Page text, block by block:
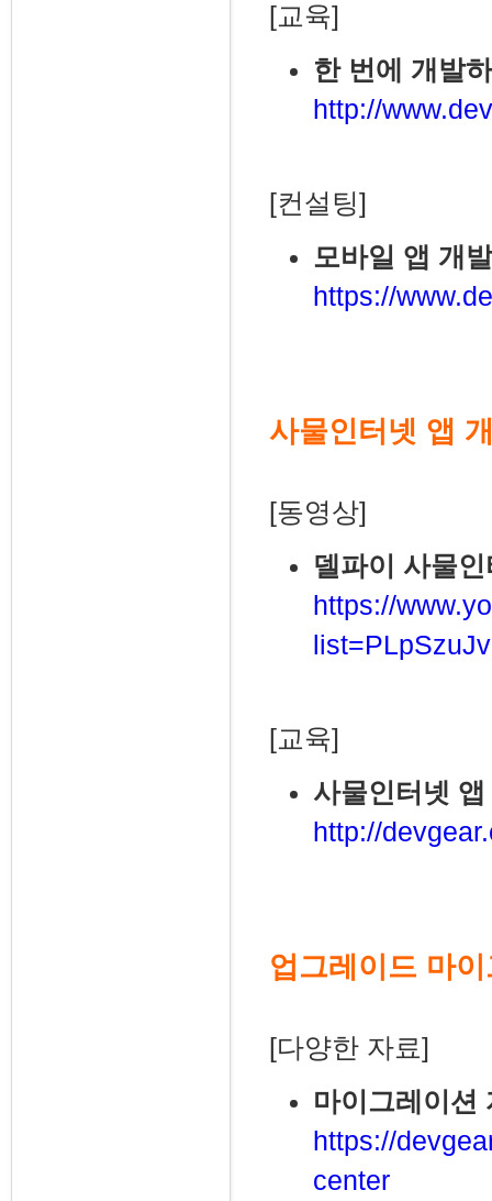
[교육]
한 번에 개발
http://
[컨설팅]
모바일 앱 개
https://
사물인터넷 앱
[동영상]
델파이 사물
https://
[교육]
사물인터넷
http://
업그레이드 마
[다양한 자료]
마이그레이션
https://
center